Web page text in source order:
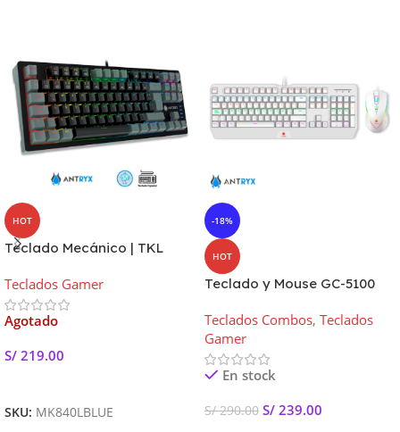
HOT
Teclado Mecánico | TKL
Switch Blue
Teclados Gamer
Agotado
S/ 219.00
SKU: MK840LBLUE
-18%
HOT
Teclado y Mouse GC-5100
Teclados Combos, Teclados
Gamer
En stock
S/290.00 S/ 239.00